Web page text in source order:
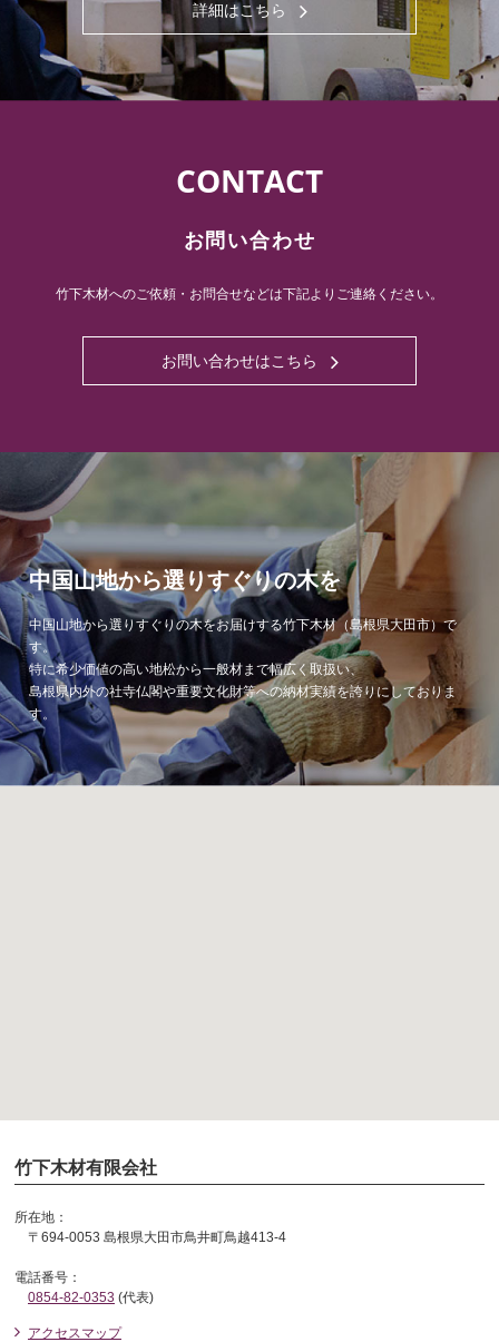
詳細はこちら
CONTACT
お問い合わせ
竹下木材へのご依頼・お問合せなどは下記よりご連絡ください。
お問い合わせはこちら
中国山地から選りすぐりの木を
中国山地から選りすぐりの木をお届けする竹下木材（島根県大田市）で
す。
特に希少価値の高い地松から一般材まで幅広く取扱い、
島根県内外の社寺仏閣や重要文化財等への納材実績を誇りにしておりま
す。
竹下木材有限会社
所在地：
〒694-0053 島根県大田市鳥井町鳥越413-4
電話番号：
0854-82-0353 (代表)
アクセスマップ